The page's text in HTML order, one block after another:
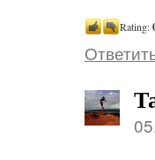
Rating: